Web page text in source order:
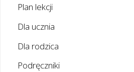
Plan lekcji
Dla ucznia
Dla rodzica
Podręczniki